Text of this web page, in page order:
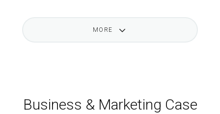
MORE
Business & Marketing Case